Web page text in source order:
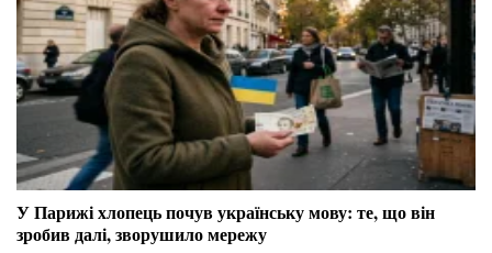
У Парижі хлопець почув українську мову: те, що він
зробив далі, зворушило мережу